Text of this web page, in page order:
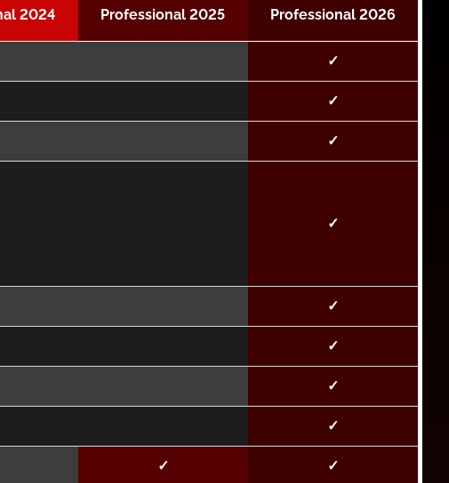
2024 Professional 2025 Professional 2026
✓
✓
✓
✓
✓
✓
✓
✓
✓ ✓